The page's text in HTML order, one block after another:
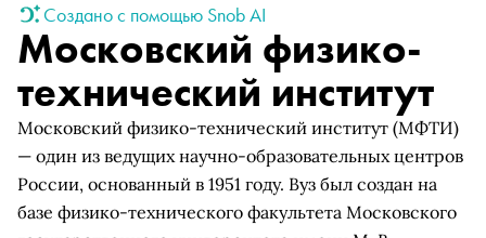
Создано с помощью Snob AI
Московский физико-
технический институт
Московский физико-технический институт (МФТИ)
— один из ведущих научно-образовательных центров
России, основанный в 1951 году. Вуз был создан на
базе физико-технического факультета Московского